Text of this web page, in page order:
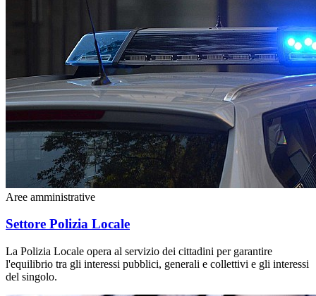
Aree amministrative
Settore Polizia Locale
La Polizia Locale opera al servizio dei cittadini per garantire
l'equilibrio tra gli interessi pubblici, generali e collettivi e gli interessi
del singolo.